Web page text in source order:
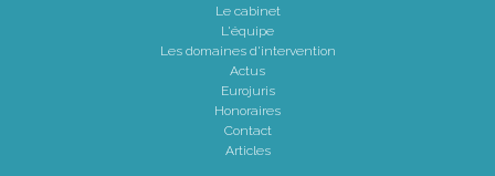
Le cabinet
L'équipe
Les domaines d'intervention
Actus
Eurojuris
Honoraires
Contact
Articles